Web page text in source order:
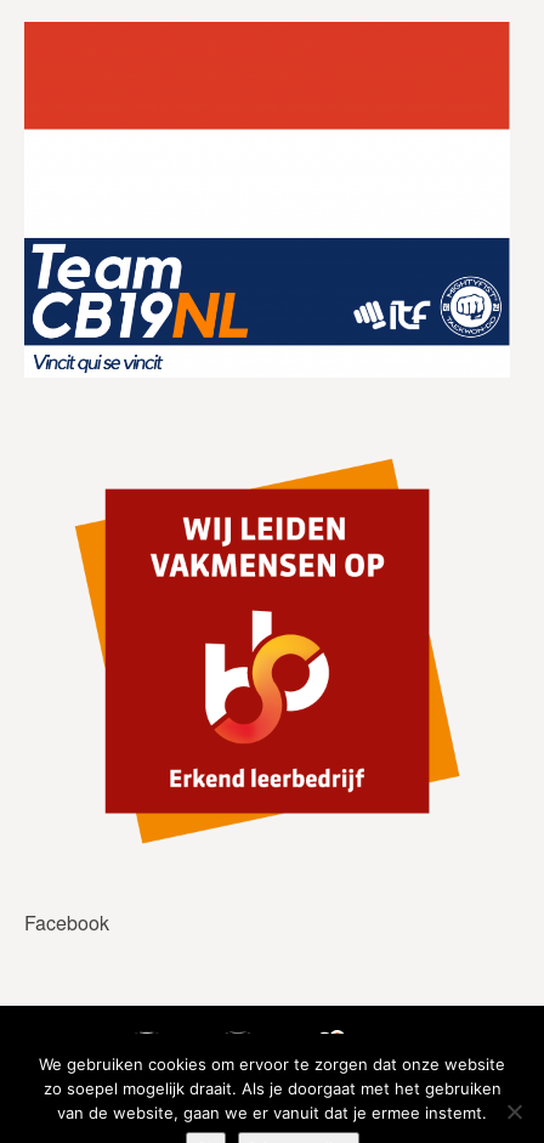
Facebook
We gebruiken cookies om ervoor te zorgen dat onze website
zo soepel mogelijk draait. Als je doorgaat met het gebruiken
van de website, gaan we er vanuit dat je ermee instemt.